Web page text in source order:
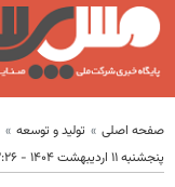
صفحه اصلی تولید و توسعه
پنجشنبه ۱۱ اردیبهشت ۱۴۰۴ - ۲۲:۲۶